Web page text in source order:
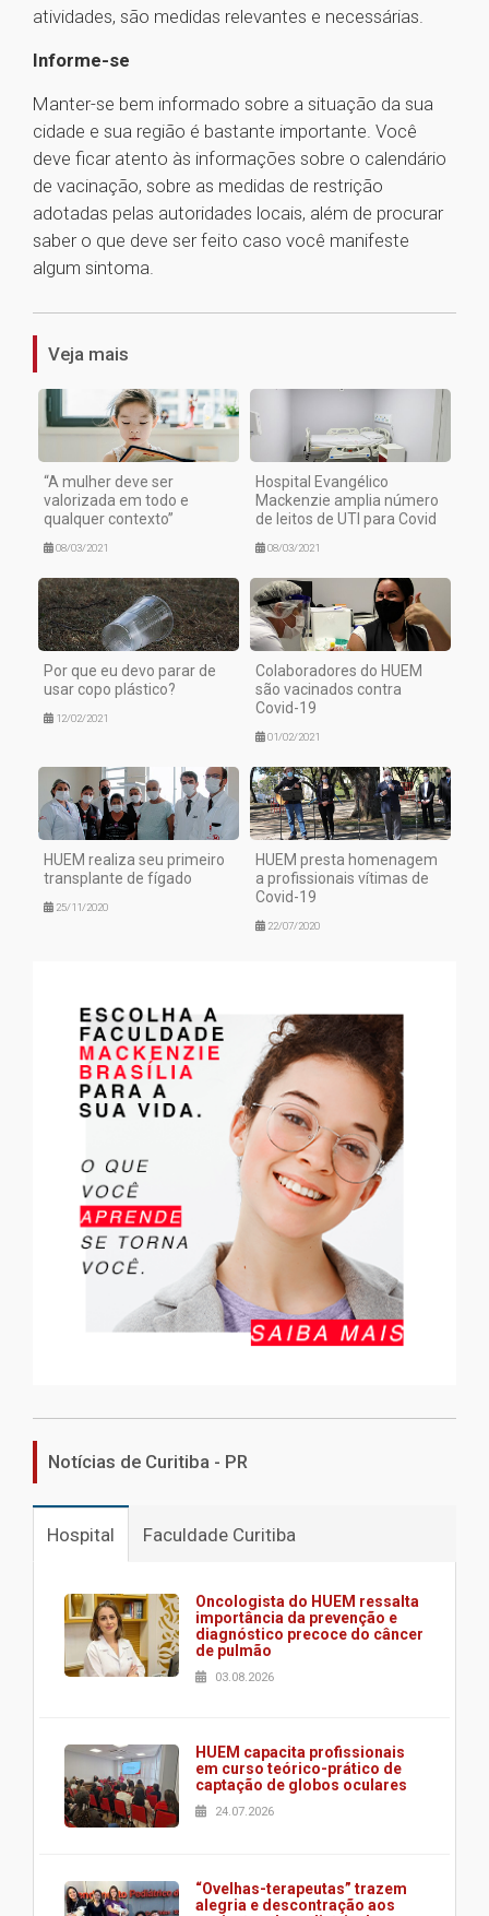
atividades, são medidas relevantes e necessárias.
Informe-se
Manter-se bem informado sobre a situação da sua
cidade e sua região é bastante importante. Você
deve ficar atento às informações sobre o calendário
de vacinação, sobre as medidas de restrição
adotadas pelas autoridades locais, além de procurar
saber o que deve ser feito caso você manifeste
algum sintoma.
Veja mais
“A mulher deve ser
valorizada em todo e
qualquer contexto”
08/03/2021
Hospital Evangélico
Mackenzie amplia número
de leitos de UTI para Covid
08/03/2021
Por que eu devo parar de
usar copo plástico?
12/02/2021
Colaboradores do HUEM
são vacinados contra
Covid-19
01/02/2021
HUEM realiza seu primeiro
transplante de fígado
25/11/2020
HUEM presta homenagem
a profissionais vítimas de
Covid-19
22/07/2020
Notícias de Curitiba - PR
Hospital Faculdade Curitiba
Oncologista do HUEM ressalta
importância da prevenção e
diagnóstico precoce do câncer
de pulmão
03.08.2026
HUEM capacita profissionais
em curso teórico-prático de
captação de globos oculares
24.07.2026
“Ovelhas-terapeutas” trazem
alegria e descontração aos